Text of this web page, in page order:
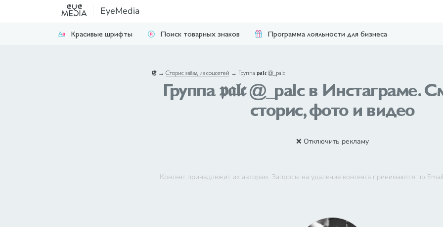
EyeMedia
Красивые шрифты Поиск товарных знаков Программа лояльности для бизнеса
→ Сторис звёзд из соцсетей → Группа 𝖕𝖆𝖑𝖈 @_palc
Группа 𝖕𝖆𝖑𝖈 @_palc в Инстаграме.
сторис, фото и видео
❌ Отключить рекламу
Контент принадлежит их авторам. Запросы на удаление контента принимаются по